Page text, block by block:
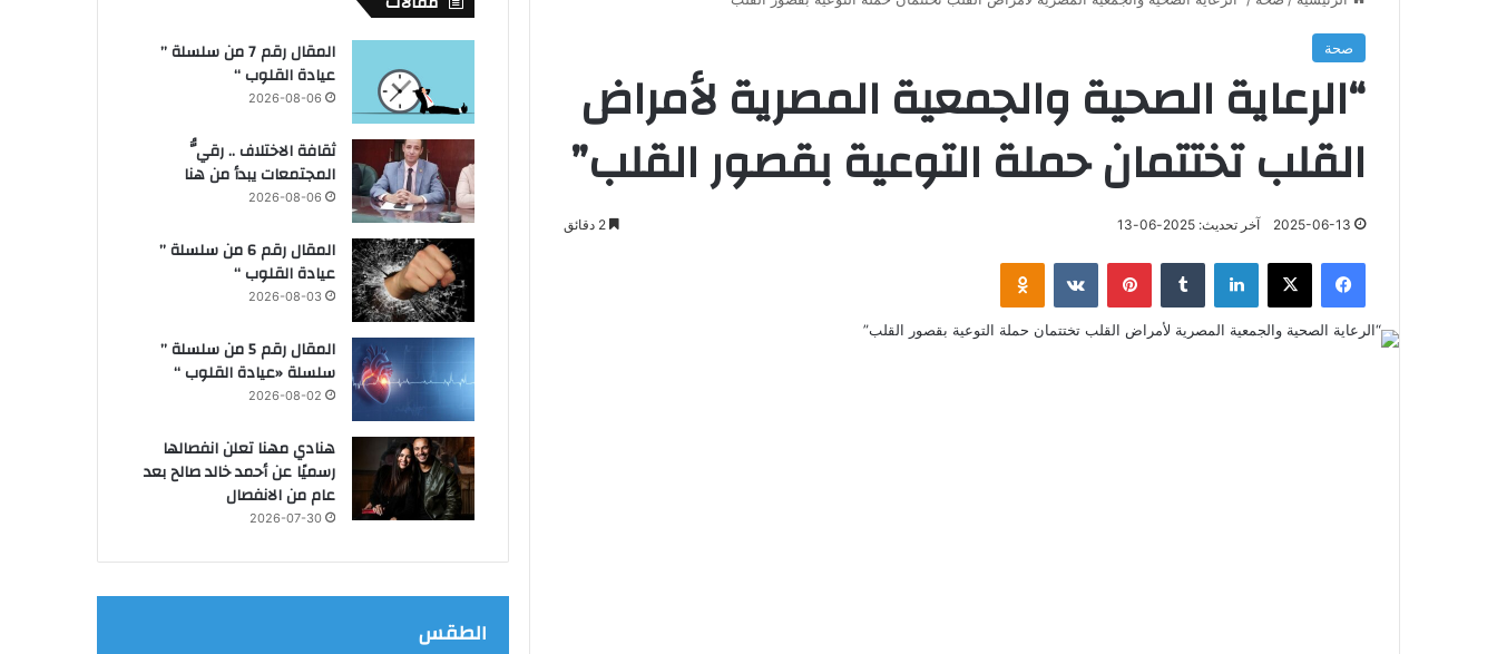
صحة
“الرعاية الصحية والجمعية المصرية لأمراض
القلب تختتمان حملة التوعية بقصور القلب”
2025-06-13 آخر تحديث: 2025-06-13
فيسبوك لينكدإن بينتيريست
المقال رقم 7 من سلسلة ”
عيادة القلوب “
2026-08-06
ثقافة الاختلاف .. رقيُّ
المجتمعات يبدأ من هنا
2026-08-06
المقال رقم 6 من سلسلة ”
عيادة القلوب “
2026-08-03
المقال رقم 5 من سلسلة ”
سلسلة «عيادة القلوب “
2026-08-02
هنادي مهنا تعلن انفصالها
رسميًا عن أحمد خالد صالح بعد
عام من الانفصال
2026-07-30
الطقس